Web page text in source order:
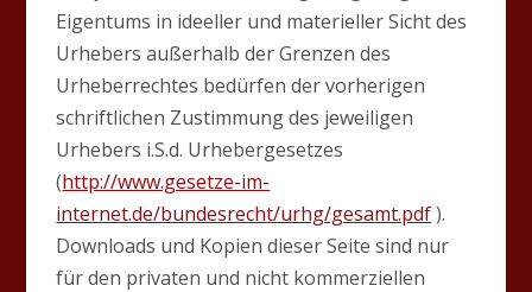
Eigentums in ideeller und materieller Sicht des
Urhebers außerhalb der Grenzen des
Urheberrechtes bedürfen der vorherigen
schriftlichen Zustimmung des jeweiligen
Urhebers i.S.d. Urhebergesetzes
(http://www.gesetze-im-
internet.de/bundesrecht/urhg/gesamt.pdf).
Downloads und Kopien dieser Seite sind nur
für den privaten und nicht kommerziellen